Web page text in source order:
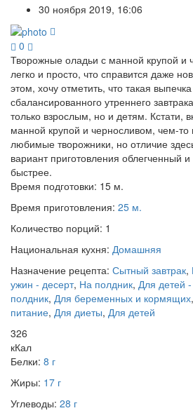
30 ноября 2019, 16:06
0
Творожные оладьи с манной крупой и
легко и просто, что справится даже
этом, хочу отметить, что такая
сбалансированного утреннего
только взрослым, но и детям. Кстати,
манной крупой и черносливом, чем-
любимые творожники, но отличие
вариант приготовления облегченный и
быстрее.
Время подготовки: 15 м.
Время приготовления: 25 м.
Количество порций: 1
Национальная кухня: Домашняя
Назначение рецепта: Сытный завтрак,
ужин - десерт, На полдник, Для детей -
полдник, Для беременных и кормящих,
питание, Для диеты, Для детей
326
кКал
Белки: 8 г
Жиры: 17 г
Углеводы: 28 г